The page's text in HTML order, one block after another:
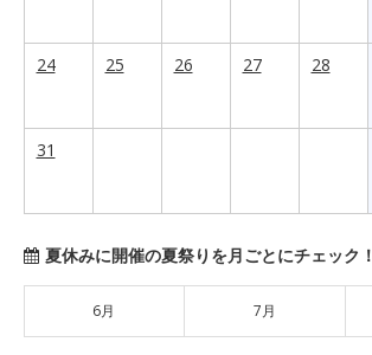
24 25 26 27 28
31
夏休みに開催の夏祭りを月ごとにチェック！
6月 7月